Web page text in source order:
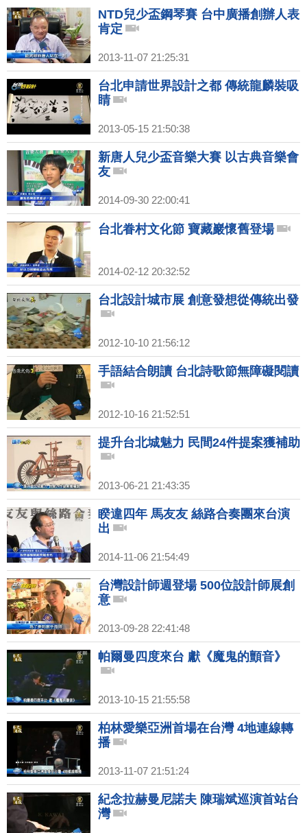
NTD兒少盃鋼琴賽 台中廣播創辦人表
肯定
2013-11-07 21:25:31
台北申請世界設計之都 傳統龍麟裝吸
睛
2013-05-15 21:50:38
新唐人兒少盃音樂大賽 以古典音樂會
友
2014-09-30 22:00:41
台北眷村文化節 寶藏巖懷舊登場
2014-02-12 20:32:52
台北設計城市展 創意發想從傳統出發
2012-10-10 21:56:12
手語結合朗讀 台北詩歌節無障礙閱讀
2012-10-16 21:52:51
提升台北城魅力 民間24件提案獲補助
2013-06-21 21:43:35
睽違四年 馬友友 絲路合奏團來台演
出
2014-11-06 21:54:49
台灣設計師週登場 500位設計師展創
意
2013-09-28 22:41:48
帕爾曼四度來台 獻《魔鬼的顫音》
2013-10-15 21:55:58
柏林愛樂亞洲首場在台灣 4地連線轉
播
2013-11-07 21:51:24
紀念拉赫曼尼諾夫 陳瑞斌巡演首站台
灣